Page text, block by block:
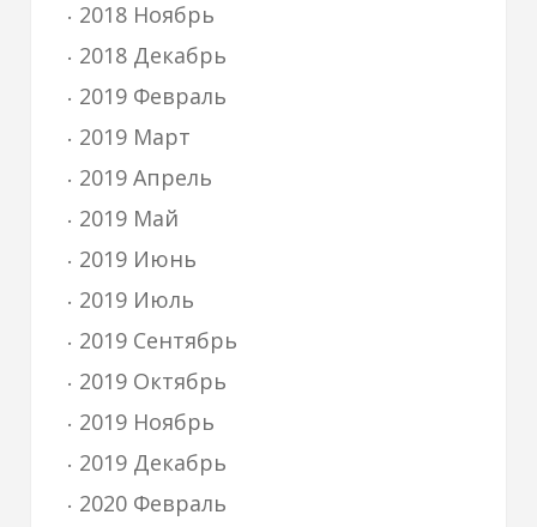
2018 Ноябрь
2018 Декабрь
2019 Февраль
2019 Март
2019 Апрель
2019 Май
2019 Июнь
2019 Июль
2019 Сентябрь
2019 Октябрь
2019 Ноябрь
2019 Декабрь
2020 Февраль